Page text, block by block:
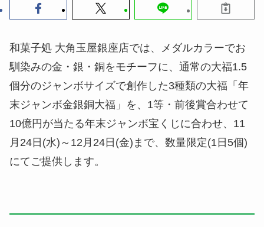
和菓子処 大角玉屋銀座店では、メダルカラーでお
馴染みの金・銀・銅をモチーフに、通常の大福1.5
個分のジャンボサイズで創作した3種類の大福「年
末ジャンボ金銀銅大福」を、1等・前後賞合わせて
10億円が当たる年末ジャンボ宝くじに合わせ、11
月24日(水)～12月24日(金)まで、数量限定(1日5個)
にてご提供します。